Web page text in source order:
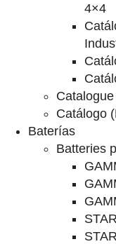
4×4
Catálogo
Baterías
Batteries